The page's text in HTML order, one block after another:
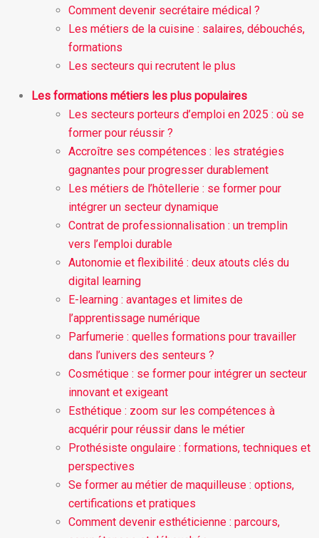
Comment devenir secrétaire médical ?
Les métiers de la cuisine : salaires, débouchés,
formations
Les secteurs qui recrutent le plus
Les formations métiers les plus populaires
Les secteurs porteurs d’emploi en 2025 : où se
former pour réussir ?
Accroître ses compétences : les stratégies
gagnantes pour progresser durablement
Les métiers de l’hôtellerie : se former pour
intégrer un secteur dynamique
Contrat de professionnalisation : un tremplin
vers l’emploi durable
Autonomie et flexibilité : deux atouts clés du
digital learning
E-learning : avantages et limites de
l’apprentissage numérique
Parfumerie : quelles formations pour travailler
dans l’univers des senteurs ?
Cosmétique : se former pour intégrer un secteur
innovant et exigeant
Esthétique : zoom sur les compétences à
acquérir pour réussir dans le métier
Prothésiste ongulaire : formations, techniques et
perspectives
Se former au métier de maquilleuse : options,
certifications et pratiques
Comment devenir esthéticienne : parcours,